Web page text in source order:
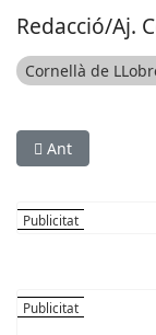
Redacció/Aj.
Cornellà de
Article anterior:
Ant